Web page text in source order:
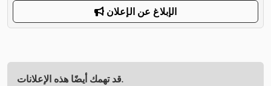
الإبلاغ عن الإعلان
قد تهمك أيضًا هذه الإعلانات.